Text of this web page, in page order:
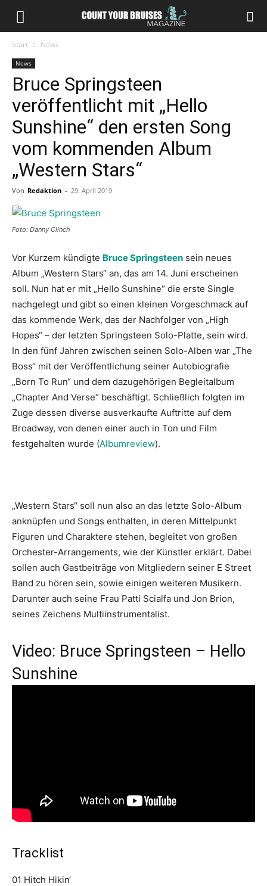
Start News
News
Bruce Springsteen
veröffentlicht mit „Hello
Sunshine“ den ersten Song
vom kommenden Album
„Western Stars“
Von Redaktion - 29. April 2019
Foto: Danny Clinch
Vor Kurzem kündigte Bruce Springsteen sein neues
Album „Western Stars“ an, das am 14. Juni erscheinen
soll. Nun hat er mit „Hello Sunshine“ die erste Single
nachgelegt und gibt so einen kleinen Vorgeschmack auf
das kommende Werk, das der Nachfolger von „High
Hopes“ – der letzten Springsteen Solo-Platte, sein wird.
In den fünf Jahren zwischen seinen Solo-Alben war „The
Boss“ mit der Veröffentlichung seiner Autobiografie
„Born To Run“ und dem dazugehörigen Begleitalbum
„Chapter And Verse“ beschäftigt. Schließlich folgten im
Zuge dessen diverse ausverkaufte Auftritte auf dem
Broadway, von denen einer auch in Ton und Film
festgehalten wurde (Albumreview).
„Western Stars“ soll nun also an das letzte Solo-Album
anknüpfen und Songs enthalten, in deren Mittelpunkt
Figuren und Charaktere stehen, begleitet von großen
Orchester-Arrangements, wie der Künstler erklärt. Dabei
sollen auch Gastbeiträge von Mitgliedern seiner E Street
Band zu hören sein, sowie einigen weiteren Musikern.
Darunter auch seine Frau Patti Scialfa und Jon Brion,
seines Zeichens Multiinstrumentalist.
Video: Bruce Springsteen – Hello
Sunshine
Tracklist
01 Hitch Hikin‘